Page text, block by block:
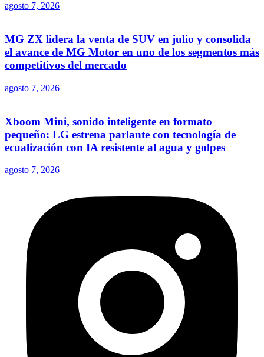
agosto 7, 2026
MG ZX lidera la venta de SUV en julio y consolida
el avance de MG Motor en uno de los segmentos más
competitivos del mercado
agosto 7, 2026
Xboom Mini, sonido inteligente en formato
pequeño: LG estrena parlante con tecnología de
ecualización con IA resistente al agua y golpes
agosto 7, 2026